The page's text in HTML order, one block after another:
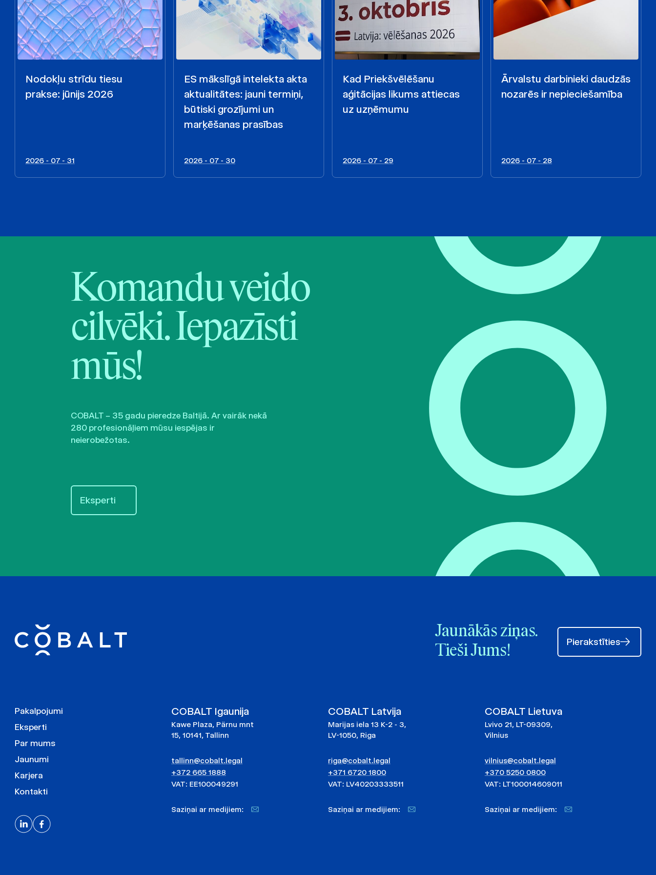
Nodokļu strīdu tiesu
prakse: jūnijs 2026
2026 - 07 - 31
ES mākslīgā intelekta akta
aktualitātes: jauni termiņi,
būtiski grozījumi un
marķēšanas prasības
2026 - 07 - 30
Kad Priekšvēlēšanu
aģitācijas likums attiecas
uz uzņēmumu
2026 - 07 - 29
Ārvalstu darbinieki daudzās
nozarēs ir nepieciešamība
2026 - 07 - 28
Komandu veido
cilvēki. Iepazīsti
mūs!
COBALT – 35 gadu pieredze Baltijā. Ar vairāk nekā
280 profesionāļiem mūsu iespējas ir
neierobežotas.
Eksperti
Jaunākās ziņas.
Tieši Jums!
Pierakstīties
Pakalpojumi
Eksperti
Par mums
Jaunumi
Karjera
Kontakti
COBALT Igaunija
Kawe Plaza, Pärnu mnt
15, 10141, Tallinn
tallinn@cobalt.legal
+372 665 1888
VAT: EE100049291
Saziņai ar medijiem:
COBALT Latvija
Marijas iela 13 K-2 - 3,
LV-1050, Riga
riga@cobalt.legal
+371 6720 1800
VAT: LV40203333511
Saziņai ar medijiem:
COBALT Lietuva
Lvivo 21, LT-09309,
Vilnius
vilnius@cobalt.legal
+370 5250 0800
VAT: LT100014609011
Saziņai ar medijiem: